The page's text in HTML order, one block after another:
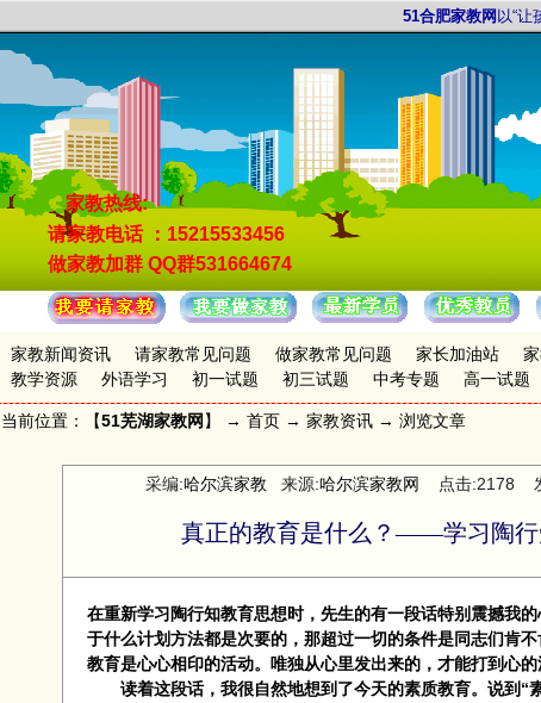
51合肥家教网以“让孩子
家教热线:
请家教电话 ：15215533456
做家教加群 QQ群531664674
家教新闻资讯 请家教常见问题 做家教常见问题 家长加油站
教学资源
外语学习 初一试题 初三试题 中考专题 高一试题
当前位置：【51芜湖家教网 】 → 首页 → 家教资讯 → 浏览文章
采编:哈尔滨家教 来源:哈尔滨家教网 点击:2178 发
真正的教育是什么？——学习陶行
在重新学习陶行知教育思想时，先生的有一段话特别震撼我
于什么计划方法都是次要的，那超过一切的条件是同志们肯
教育是心心相印的活动。唯独从心里发出来的，才能打到心的
读着这段话，我很自然地想到了今天的素质教育。说到“